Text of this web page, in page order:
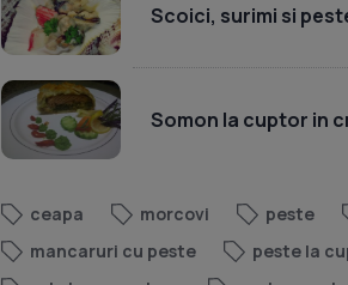
Scoici, surimi si
Somon la cuptor in
ceapa morcovi peste
mancaruri cu peste
peste la